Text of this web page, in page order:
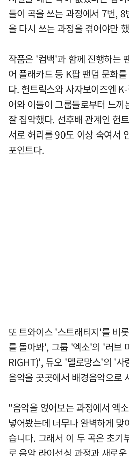
들이 곡을 쓰는 과정에서 7번,
을 다시 쓰는 과정을 겪어야만
작품은 '컴백'과 함께 진행하는
어 플래카드 등 K팝 팬덤 문화
다. 헌트릭스와 사자보이즈엔
어와 이들이 그룹들로부터 느
잘 집약했다. 선후배 관계인 헌
서로 허리를 90도 이상 숙여서
포인트다.
또 트와이스 '스트래티지'를 비
를 돌아봐', 그룹 '엑소'의 '러브
RIGHT)', 듀오 '멜로망스'의 '사
음악을 곳곳에서 배경음악으로
"음악을 얹어보는 과정에서 엑
넣어봤는데 너무나 완벽하게
습니다. 그래서 이 두 곡은 초기
로 음악 라이선싱 과정과 새로